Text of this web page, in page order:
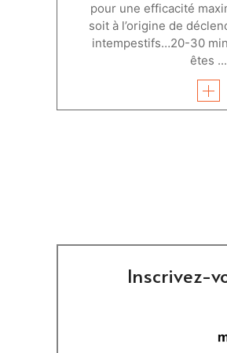
pour une efficacité
soit à l’origine de
intempestifs…20-30
êtes ...
Inscrivez-